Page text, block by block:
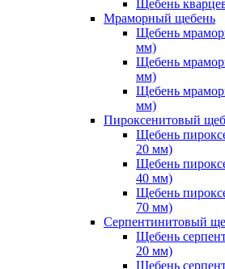
Щебень
Мраморный щебень
Щебень
мм)
Щебень
мм)
Щебень
мм)
Пироксенитовый
Щебень
20 мм)
Щебень
40 мм)
Щебень
70 мм)
Серпентинитовый
Щебень
20 мм)
Щебень